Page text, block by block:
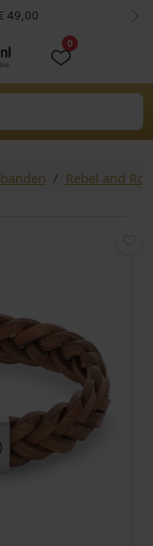
49,00
0
Rebel and